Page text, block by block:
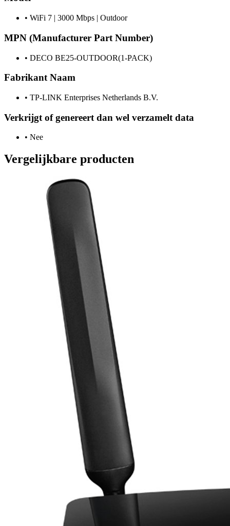
• WiFi 7 | 3000 Mbps | Outdoor
MPN (Manufacturer Part Number)
• DECO BE25-OUTDOOR(1-PACK)
Fabrikant Naam
• TP-LINK Enterprises Netherlands B.V.
Verkrijgt of genereert dan wel verzamelt data
• Nee
Vergelijkbare producten